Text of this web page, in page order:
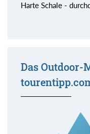
Harte Schale -
Das Outdoor-